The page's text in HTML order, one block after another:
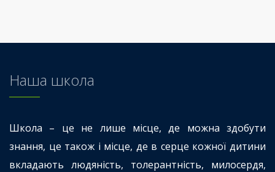
Наша школа
Школа – це не лише місце, де можна здобути
знання, це також і місце, де в серце кожної дитини
вкладають людяність, толерантність, милосердя,